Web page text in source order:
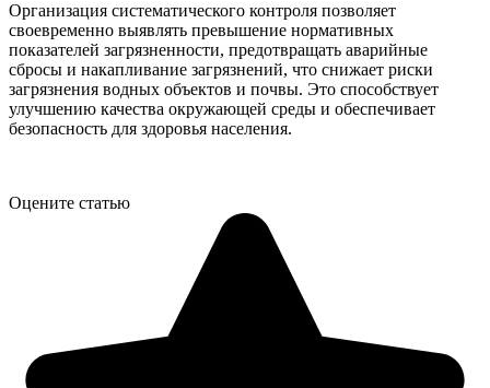
Организация систематического контроля позволяет
своевременно выявлять превышение нормативных
показателей загрязненности, предотвращать аварийные
сбросы и накапливание загрязнений, что снижает риски
загрязнения водных объектов и почвы. Это способствует
улучшению качества окружающей среды и обеспечивает
безопасность для здоровья населения.
Оцените статью